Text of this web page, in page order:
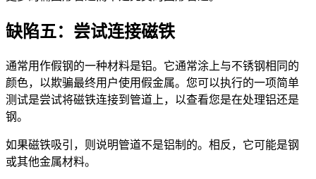
缺陷五： 尝试连接磁铁
通常用作假钢的一种材料是铝。它通常涂上与不锈钢相同的
颜色，以欺骗最终用户使用假金属。您可以执行的一项简单
测试是尝试将磁铁连接到管道上，以查看您是在处理铝还是
钢。
如果磁铁吸引，则说明管道不是铝制的。相反，它可能是钢
或其他金属材料。